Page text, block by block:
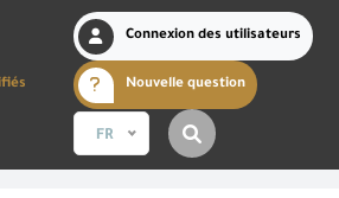
Connexion des utilisateurs
Nouvelle question
FR